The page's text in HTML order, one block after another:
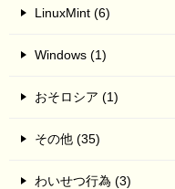
LinuxMint (6)
Windows (1)
おそロシア (1)
その他 (35)
わいせつ行為 (3)